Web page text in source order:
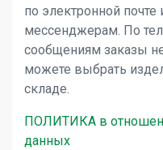
по электронной
мессенджерам. По
сообщениям заказы
можете выбрать
складе.
ПОЛИТИКА в
данных